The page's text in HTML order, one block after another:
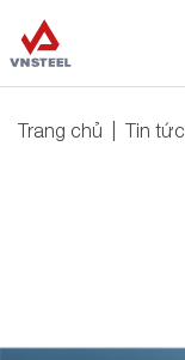
Trang chủ Tin tức